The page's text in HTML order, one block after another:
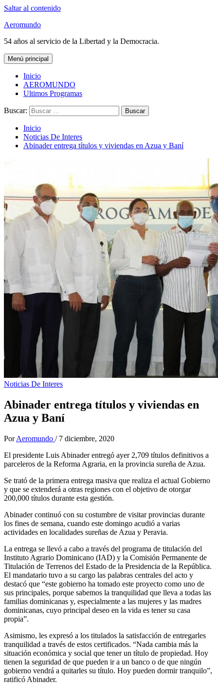
Saltar al contenido
Aeromundo
54 años al servicio de la Libertad y la Democracia.
Menú principal
Inicio
AEROMUNDO
Ultimos Programas
Buscar:
Inicio
Noticias De Interes
Abinader entrega títulos y viviendas en Azua y Baní
Noticias De Interes
Abinader entrega títulos y viviendas en
Azua y Baní
Por Aeromundo / 7 diciembre, 2020
El presidente Luis Abinader entregó ayer 2,709 títulos definitivos a
parceleros de la Reforma Agraria, en la provincia sureña de Azua.
Se trató de la primera entrega masiva que realiza el actual Gobierno
y que se extenderá a otras regiones con el objetivo de otorgar
200,000 títulos durante esta gestión.
Abinader continuó con su costumbre de visitar provincias durante
los fines de semana, cuando este domingo acudió a varias
actividades en localidades sureñas de Azua y Peravia.
La entrega se llevó a cabo a través del programa de titulación del
Instituto Agrario Dominicano (IAD) y la Comisión Permanente de
Titulación de Terrenos del Estado de la Presidencia de la República.
El mandatario tuvo a su cargo las palabras centrales del acto y
destacó que “este gobierno ha tomado este proyecto como uno de
sus principales, porque sabemos la tranquilidad que lleva a todas las
familias dominicanas y, especialmente a las mujeres y las madres
dominicanas, cuyo principal deseo en la vida es tener su casa
propia”.
Asimismo, les expresó a los titulados la satisfacción de entregarles
tranquilidad a través de estos certificados. “Nada cambia más la
situación económica y social que tener un título de propiedad. Hoy
tienen la seguridad de que pueden ir a un banco o de que ningún
gobierno vendrá a quitarles su título. Hoy pueden dormir tranquilo”,
ratificó Abinader.